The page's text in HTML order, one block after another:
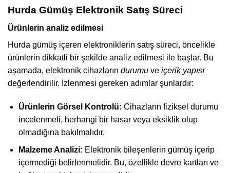
Hurda Gümüş Elektronik Satış Süreci
Ürünlerin analiz edilmesi
Hurda gümüş içeren elektroniklerin satış süreci, öncelikle
ürünlerin dikkatli bir şekilde analiz edilmesi ile başlar. Bu
aşamada, elektronik cihazların durumu ve içerik yapısı
değerlendirilir. İzlenmesi gereken adımlar şunlardır:
Ürünlerin Görsel Kontrolü: Cihazların fiziksel durumu
incelenmeli, herhangi bir hasar veya eksiklik olup
olmadığına bakılmalıdır.
Malzeme Analizi: Elektronik bileşenlerin gümüş içerip
içermediği belirlenmelidir. Bu, özellikle devre kartları ve